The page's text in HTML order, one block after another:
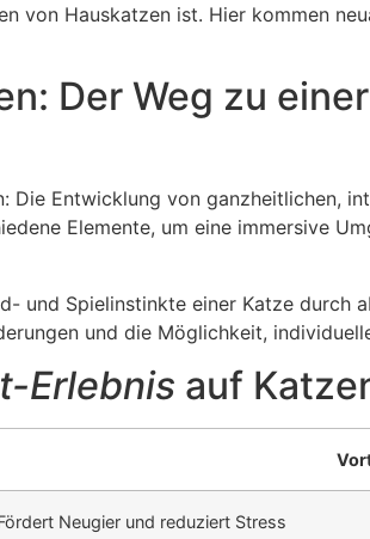
von Hauskatzen ist. Hier kommen
Der Weg zu
Entwicklung von ganzheitlichen,
Elemente, um eine immersive
und Spielinstinkte einer Katze durch
und die Möglichkeit,
Erlebnis auf
Neugier und reduziert Stress